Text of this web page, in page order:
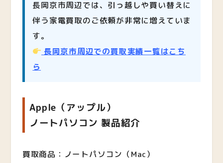
長岡京市周辺では、引っ越しや買い替えに
伴う家電買取のご依頼が非常に増えていま
す。
長岡京市周辺での買取実績一覧はこち
ら
Apple（アップル）
ノートパソコン 製品紹介
買取商品：ノートパソコン（Mac）